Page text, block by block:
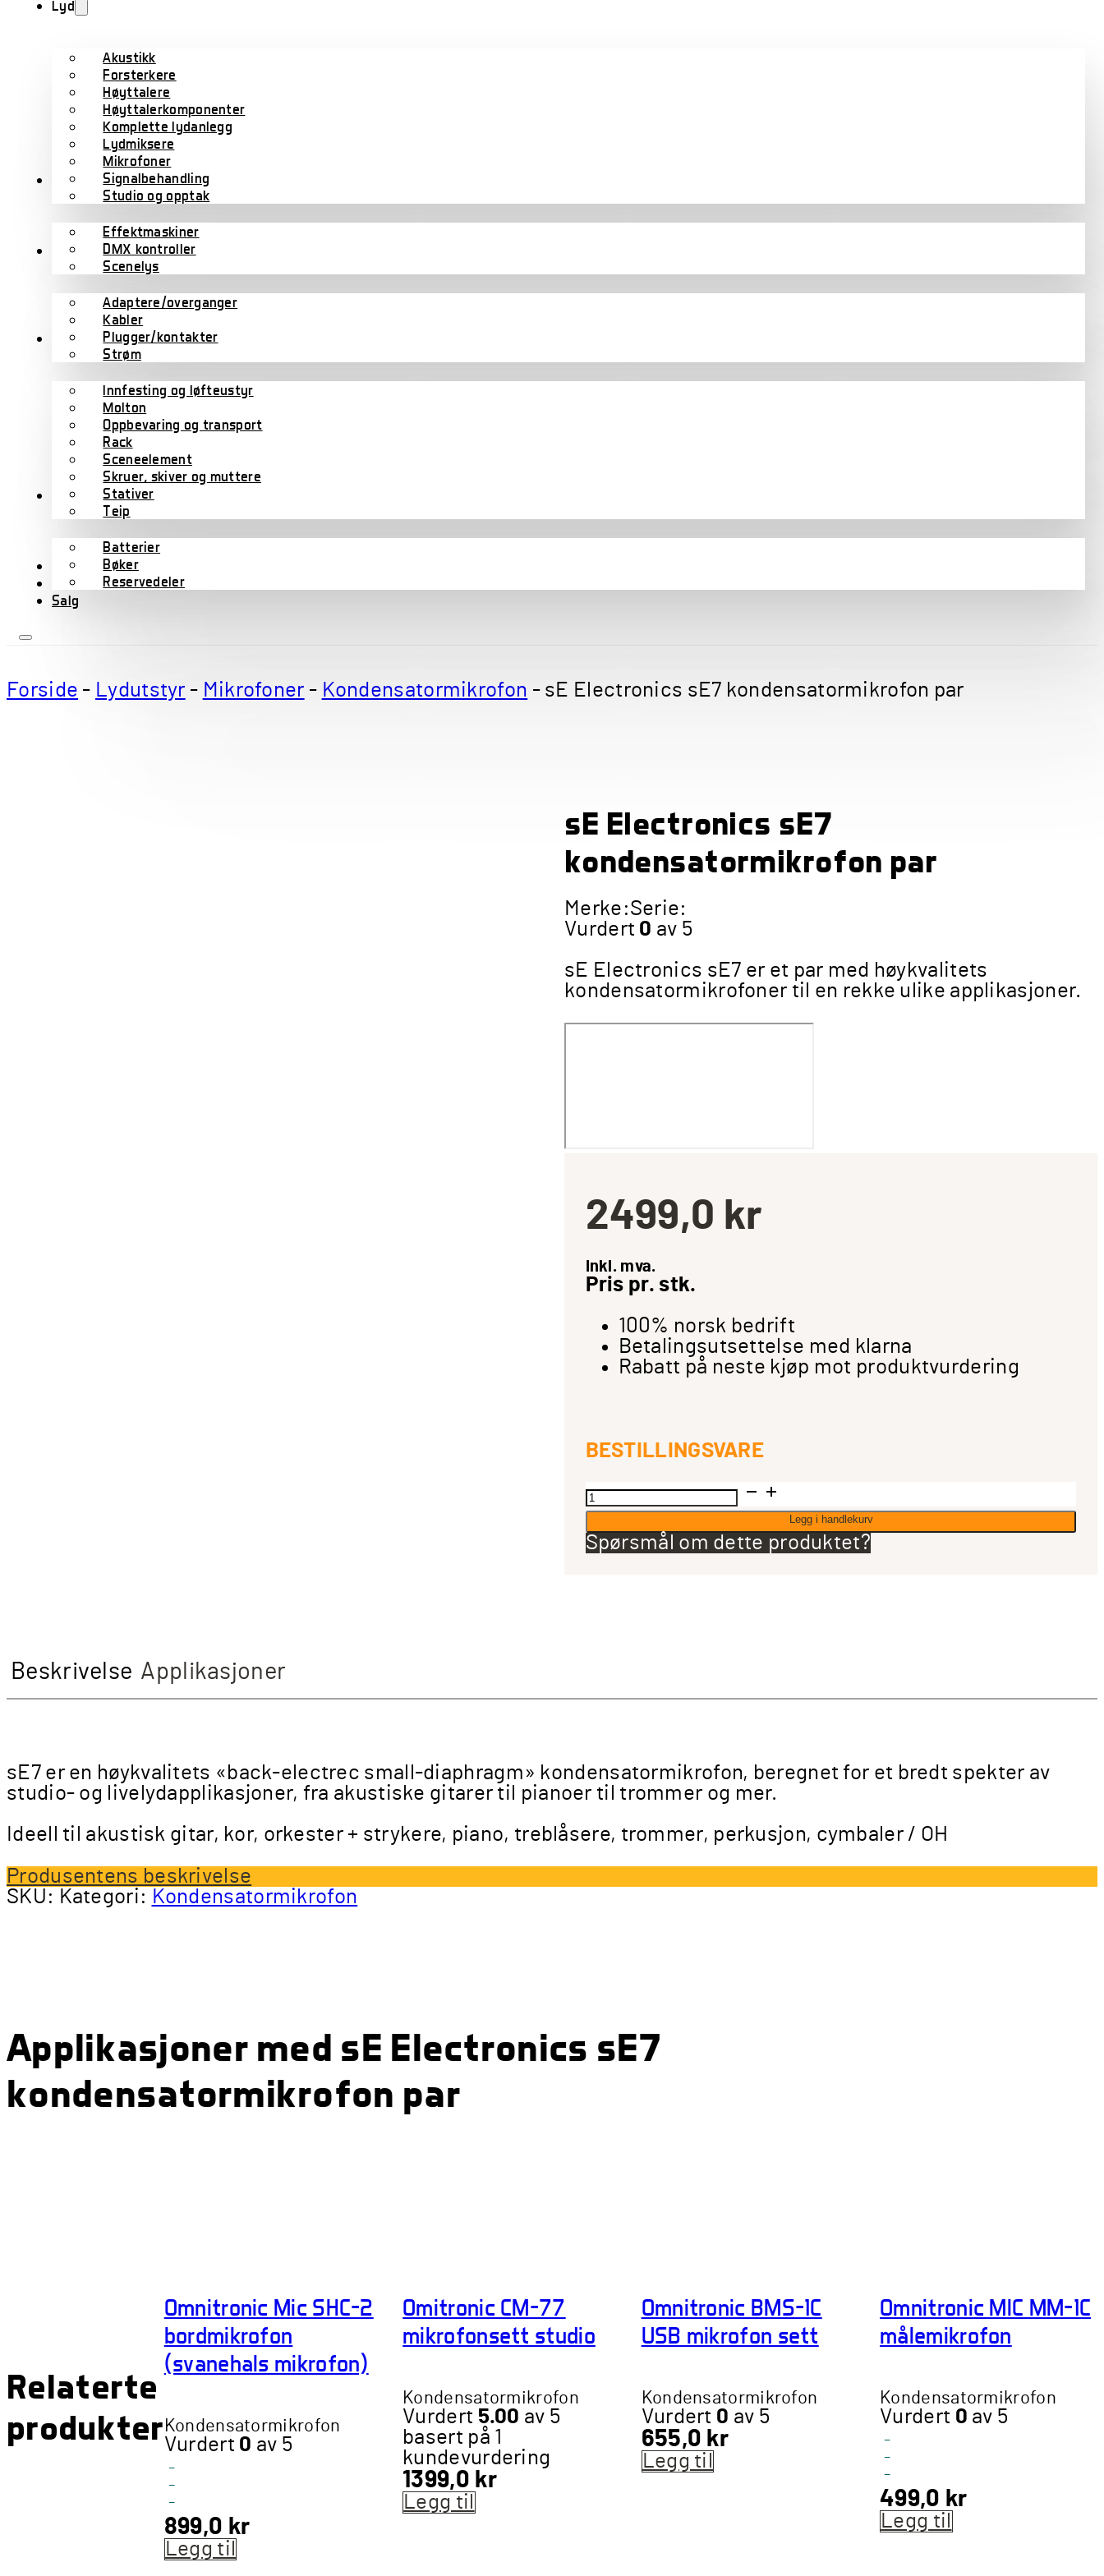
Lyd
Akustikk
Forsterkere
Høyttalere
Høyttalerkomponenter
Komplette lydanlegg
Lydmiksere
Mikrofoner
Signalbehandling
Studio og opptak
Lys
Effektmaskiner
DMX kontroller
Scenelys
Kabler
Adaptere/overganger
Kabler
Plugger/kontakter
Strøm
Scene/rigg
Innfesting og løfteustyr
Molton
Oppbevaring og transport
Rack
Sceneelement
Skruer, skiver og muttere
Stativer
Teip
Tilbehør
Batterier
Bøker
Reservedeler
Wharfedale Pro
B-varer
Salg
Forside - Lydutstyr - Mikrofoner - Kondensatormikrofon - sE Electronics sE7 kondensatormikrofon par
sE Electronics sE7
kondensatormikrofon par
Merke:Serie:
Vurdert 0 av 5
sE Electronics sE7 er et par med høykvalitets
kondensatormikrofoner til en rekke ulike applikasjoner.
2499,0 kr
Inkl. mva.
Pris pr. stk.
100% norsk bedrift
Betalingsutsettelse med klarna
Rabatt på neste kjøp mot produktvurdering
BESTILLINGSVARE
sE
Electronics
sE7
kondensatormikrofon
Legg i handlekurv
Spørsmål om dette produktet?
Beskrivelse Applikasjoner
sE7 er en høykvalitets «back-electrec small-diaphragm» kondensatormikrofon, beregnet for et bredt spekter av
studio- og livelydapplikasjoner, fra akustiske gitarer til pianoer til trommer og mer.
Ideell til akustisk gitar, kor, orkester + strykere, piano, treblåsere, trommer, perkusjon, cymbaler / OH
Produsentens beskrivelse
SKU: Kategori: Kondensatormikrofon
Applikasjoner med sE Electronics sE7
kondensatormikrofon par
Relaterte
produkter
Omnitronic Mic SHC-2
bordmikrofon
(svanehals mikrofon)
Kondensatormikrofon
Vurdert 0 av 5
-
-
-
899,0 kr
Legg til
Omitronic CM-77
mikrofonsett studio
Kondensatormikrofon
Vurdert 5.00 av 5
basert på 1
kundevurdering
1399,0 kr
Legg til
Omnitronic BMS-1C
USB mikrofon sett
Kondensatormikrofon
Vurdert 0 av 5
655,0 kr
Legg til
Omnitronic MIC MM-1C
målemikrofon
Kondensatormikrofon
Vurdert 0 av 5
-
-
-
499,0 kr
Legg til